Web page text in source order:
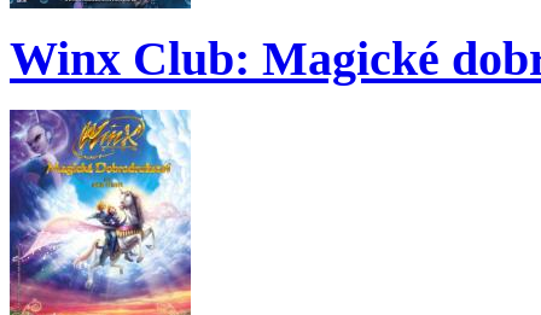
Winx Club: Magické